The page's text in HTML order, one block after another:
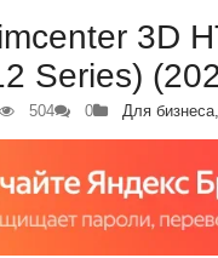
3D
Series)
504 0 Для